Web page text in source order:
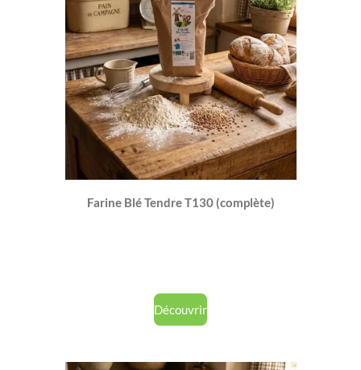
Farine Blé Tendre T130 (complète)
Découvrir